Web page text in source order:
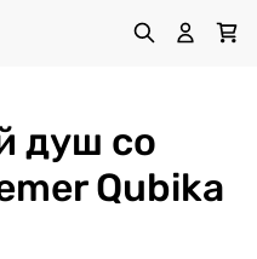
душ со
Qubika